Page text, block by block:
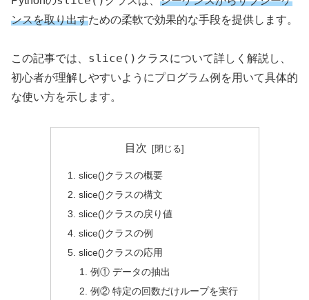
ンスを取り出すための柔軟で効果的な手段を提供します。
この記事では、 slice() クラスについて詳しく解説し、
初心者が理解しやすいようにプログラム例を用いて具体的
な使い方を示します。
目次
slice()クラスの概要
slice()クラスの構文
slice()クラスの戻り値
slice()クラスの例
slice()クラスの応用
例① データの抽出
例② 特定の回数だけループを実行